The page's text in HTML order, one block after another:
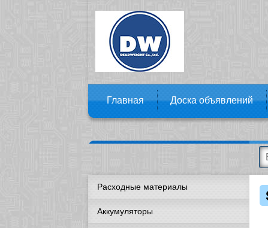
Главная Доска объявлений
Расходные материалы
Аккумуляторы